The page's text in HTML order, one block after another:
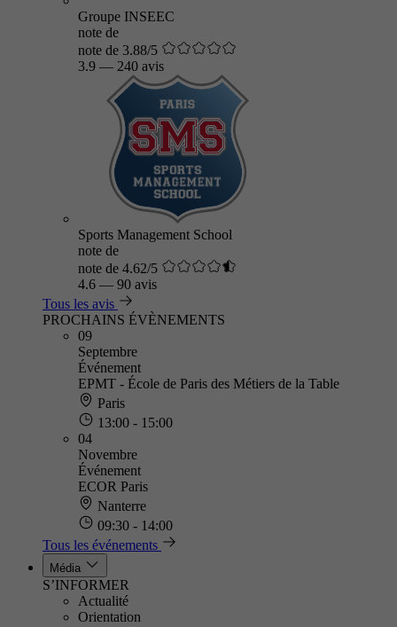
Groupe INSEEC
note de
note de 3.88/5
3.9 — 240 avis
Sports Management School
note de
note de 4.62/5
4.6 — 90 avis
Tous les avis
PROCHAINS ÉVÈNEMENTS
09
Septembre
Événement
EPMT - École de Paris des Métiers de la Table
Paris
13:00 - 15:00
04
Novembre
Événement
ECOR Paris
Nanterre
09:30 - 14:00
Tous les événements
Média
S’INFORMER
Actualité
Orientation